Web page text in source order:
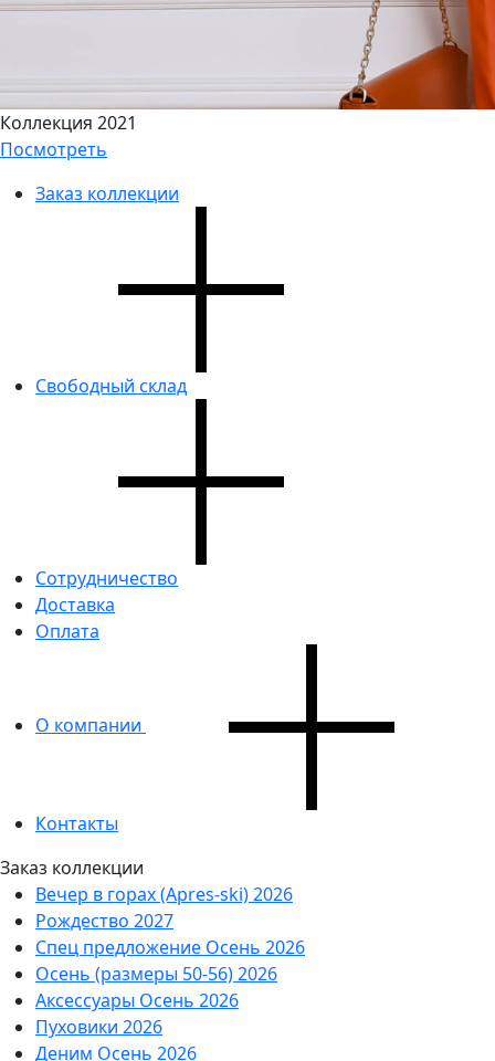
Коллекция 2021
Посмотреть
Заказ коллекции
Свободный склад
Сотрудничество
Доставка
Оплата
О компании
Контакты
Заказ коллекции
Вечер в горах (Apres-ski) 2026
Рождество 2027
Спец предложение Осень 2026
Осень (размеры 50-56) 2026
Аксессуары Осень 2026
Пуховики 2026
Деним Осень 2026